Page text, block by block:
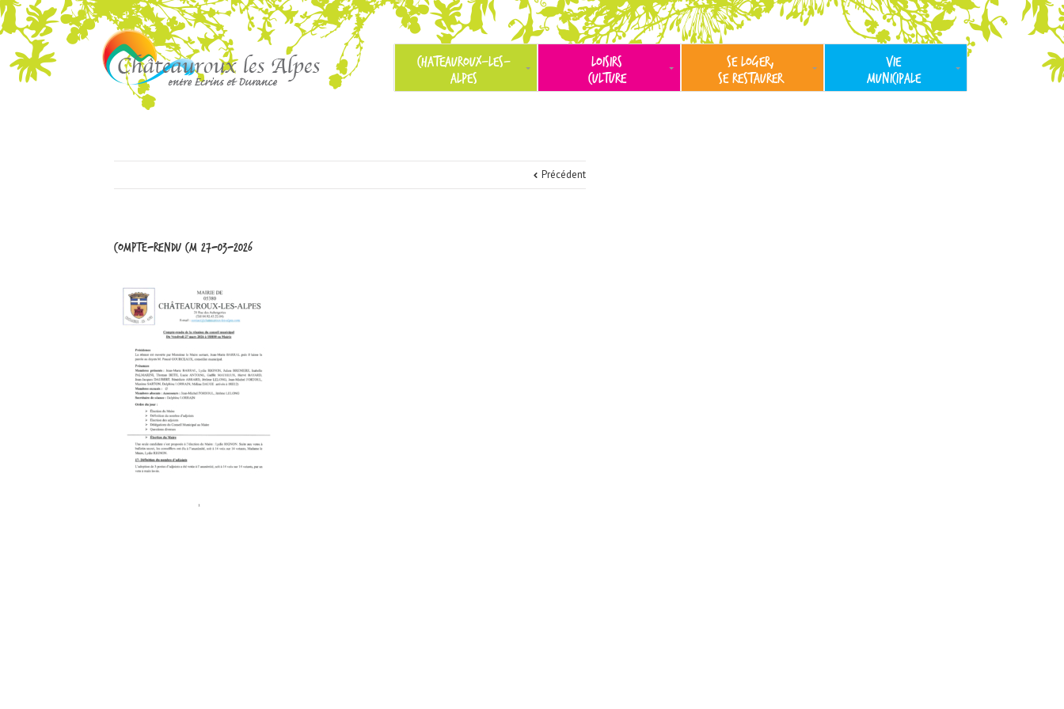
CHATEAUROUX-LES-
ALPES
LOISIRS
CULTURE
SE LOGER,
SE RESTAURER
VIE
MUNICIPALE
Précédent
Compte-rendu CM 27-03-2026